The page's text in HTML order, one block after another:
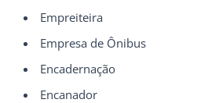
Empreiteira
Empresa de Ônibus
Encadernação
Encanador